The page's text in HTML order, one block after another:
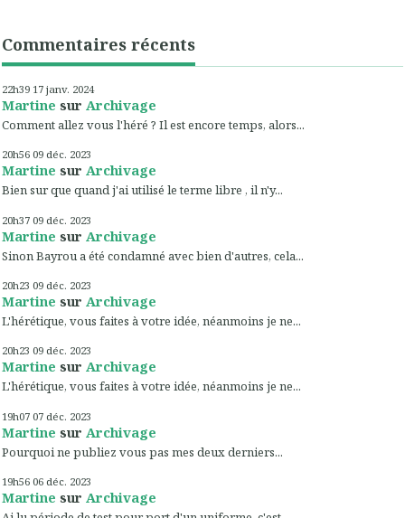
Commentaires récents
22h39 17 janv. 2024
Martine sur Archivage
Comment allez vous l'héré ? Il est encore temps, alors...
20h56 09 déc. 2023
Martine sur Archivage
Bien sur que quand j'ai utilisé le terme libre , il n'y...
20h37 09 déc. 2023
Martine sur Archivage
Sinon Bayrou a été condamné avec bien d'autres, cela...
20h23 09 déc. 2023
Martine sur Archivage
L'hérétique, vous faites à votre idée, néanmoins je ne...
20h23 09 déc. 2023
Martine sur Archivage
L'hérétique, vous faites à votre idée, néanmoins je ne...
19h07 07 déc. 2023
Martine sur Archivage
Pourquoi ne publiez vous pas mes deux derniers...
19h56 06 déc. 2023
Martine sur Archivage